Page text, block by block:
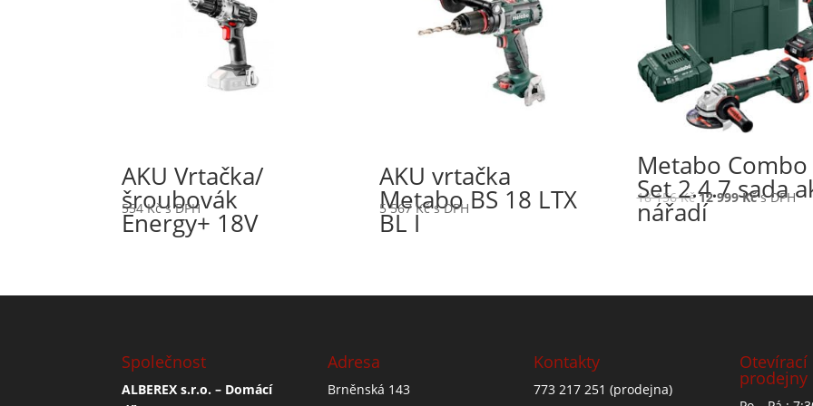
AKU Vrtačka/
šroubovák
Energy+ 18V
554Kč s DPH
AKU vrtačka
Metabo BS 18 LTX
BL I
5 567Kč s DPH
Metabo Combo
Set 2.4.7 sada
nářadí
18 156Kč 12 999Kč s DPH
Společnost
ALBEREX s.r.o. – Domácí
Adresa
Brněnská 143
Kontakty
773 217 251 (prodejna)
Otevírací
prodejny